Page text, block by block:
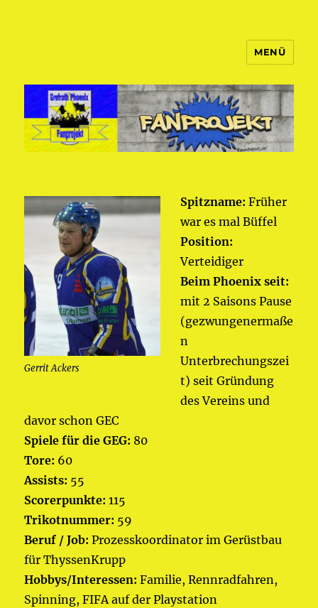
MENÜ
Gerrit Ackers
Spitzname:Früher
war es mal Büffel
Position:
Verteidiger
Beim Phoenix seit:
mit 2 Saisons Pause
(gezwungenermaße
n
Unterbrechungszei
t) seit Gründung
des Vereins und
davor schon GEC
Spiele für die GEG: 80
Tore: 60
Assists: 55
Scorerpunkte:115
Trikotnummer: 59
Beruf / Job: Prozesskoordinator im Gerüstbau
für ThyssenKrupp
Hobbys/Interessen:Familie, Rennradfahren,
Spinning, FIFA auf der Playstation